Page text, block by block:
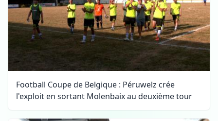
Football Coupe de Belgique : Péruwelz crée
l'exploit en sortant Molenbaix au deuxième tour